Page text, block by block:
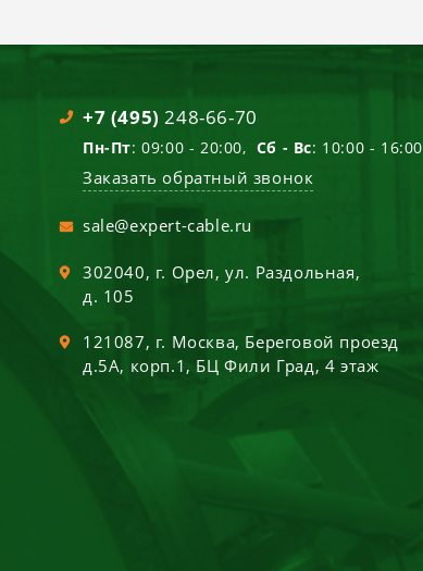
+7 (495) 248-66-70
Пн-Пт: 09:00 - 20:00, Сб - Вс: 10:00 - 16:00
Заказать обратный звонок
sale@expert-cable.ru
302040, г. Орел,ул. Раздольная,
д. 105
121087, г. Москва, Береговой проезд
д.5А, корп.1, БЦ Фили Град, 4 этаж